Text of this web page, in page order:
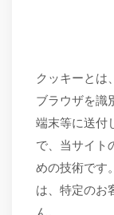
クッキーとは
ブラウザを識
端末等に送付
で、当サイト
めの技術です
は、特定のお